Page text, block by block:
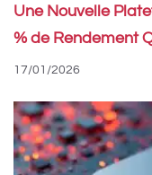
Une Nouvelle
% de Rendement
17/01/2026